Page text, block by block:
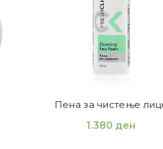
Пена за чистење
1.380 ден